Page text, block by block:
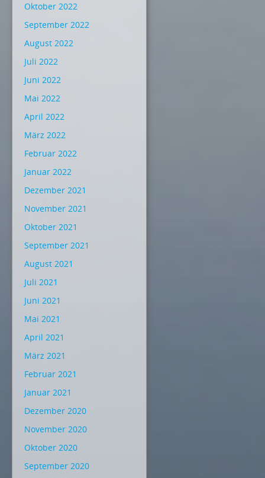
Oktober 2022
September 2022
August 2022
Juli 2022
Juni 2022
Mai 2022
April 2022
März 2022
Februar 2022
Januar 2022
Dezember 2021
November 2021
Oktober 2021
September 2021
August 2021
Juli 2021
Juni 2021
Mai 2021
April 2021
März 2021
Februar 2021
Januar 2021
Dezember 2020
November 2020
Oktober 2020
September 2020